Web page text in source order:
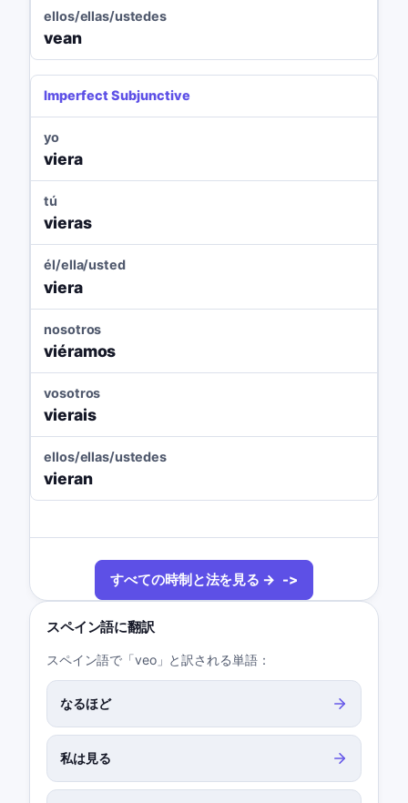
ellos/ellas/ustedes
vean
Imperfect Subjunctive
yo
viera
tú
vieras
él/ella/usted
viera
nosotros
viéramos
vosotros
vierais
ellos/ellas/ustedes
vieran
すべての時制と法を見る →
スペイン語に翻訳
スペイン語で「veo」と訳される単語：
なるほど
私は見る